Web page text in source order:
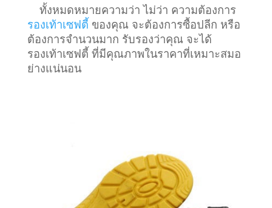
ทั้งหมดหมายความว่า ไม่ว่า ความต้องการ
รองเท้าเซฟตี้ ของคุณ จะต้องการซื้อปลีก หรือ
ต้องการจำนวนมาก รับรองว่าคุณ จะได้
รองเท้าเซฟตี้ ที่มีคุณภาพในราคาที่เหมาะสมอ
ย่างแน่นอน